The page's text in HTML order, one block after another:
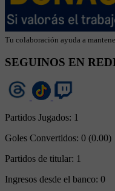
Tu colaboración ayuda a
SEGUINOS EN
Partidos Jugados: 1
Goles Convertidos: 0 (0.00)
Partidos de titular: 1
Ingresos desde el banco: 0